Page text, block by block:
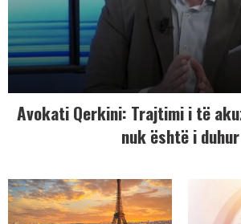
Avokati Qerkini: Trajtimi i të
nuk është i duhur